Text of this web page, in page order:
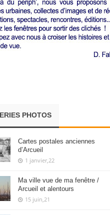
PHOTOS
Cartes postales anciennes
d’Arcueil
1 janvier,22
Ma ville vue de ma fenêtre /
Arcueil et alentours
15 juin,21